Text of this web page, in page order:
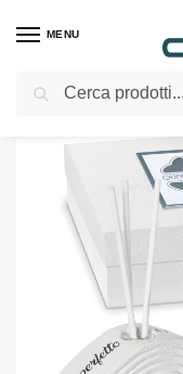
MENU
Home Shop Idee